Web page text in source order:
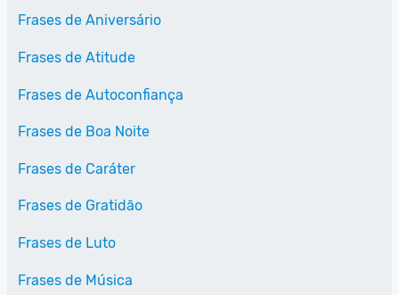
Frases de Aniversário
Frases de Atitude
Frases de Autoconfiança
Frases de Boa Noite
Frases de Caráter
Frases de Gratidão
Frases de Luto
Frases de Música